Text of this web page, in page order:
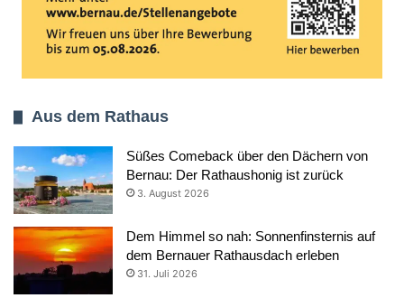
Aus dem Rathaus
Süßes Comeback über den Dächern von
Bernau: Der Rathaushonig ist zurück
3. August 2026
Dem Himmel so nah: Sonnenfinsternis auf
dem Bernauer Rathausdach erleben
31. Juli 2026